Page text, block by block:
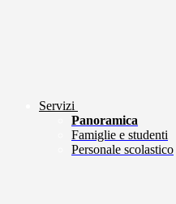
Servizi
Panoramica
Famiglie e studenti
Personale scolastico